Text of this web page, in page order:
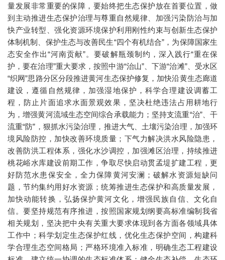
量发展非常重要的保障，要始终把生态保护放在首要位置，做
到主动推进生态保护治理与尊重自然规律、加强污染防治与加
快产业转型、强化资源环境保护利用刚性约束与创新生态保护
体制机制、保护生态与改善民生“四个有机结合”，为保障国家生
态安全作出“河南贡献”。要破解瓶颈制约，深入践行“重在保
护，要在治理”重大要求，按照中游“治山”、下游“治滩”、受水区
“织网”思路分区分段推进黄河生态保护修复，加快沿黄生态廊道
建设，遵循自然规律，加强湿地保护，科学合理建设调蓄工
程，防止片面追求水面景观效果，坚决杜绝违法占用耕地行
为，增强黄河流域生态空间综合承载能力；坚持支流重“治”、干
流重“防”，狠抓水污染治理，推进大气、土壤污染治理，加强环
境风险防控，加快改善环境质量；下气力解决洪水风险隐患，
改善防洪工程体系，强化水沙调控，加强滩区治理，持续推进
桃花峪水库建设前期工作，争取尽快启动贯孟堤扩建工程，更
好防范水患保安全，全力保障黄河安澜；破解水资源短缺问
题，节约集约用好水资源；统筹推进生态保护和高质量发展，
加快动能转换，弘扬保护黄河文化，增强民族自信、文化自
信。要坚持规范有序推进，按照国家规划纲要高标准编制我省
相关规划，坚决把中央有关重大要求体现到各方面各领域具体
工作中；科学划定生态保护红线，优化生态保护空间，构建科
学合理生态空间格局；严格环境准入标准，明确生态工程建设